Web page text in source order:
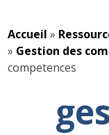
Accueil »
» Gestion des
competences